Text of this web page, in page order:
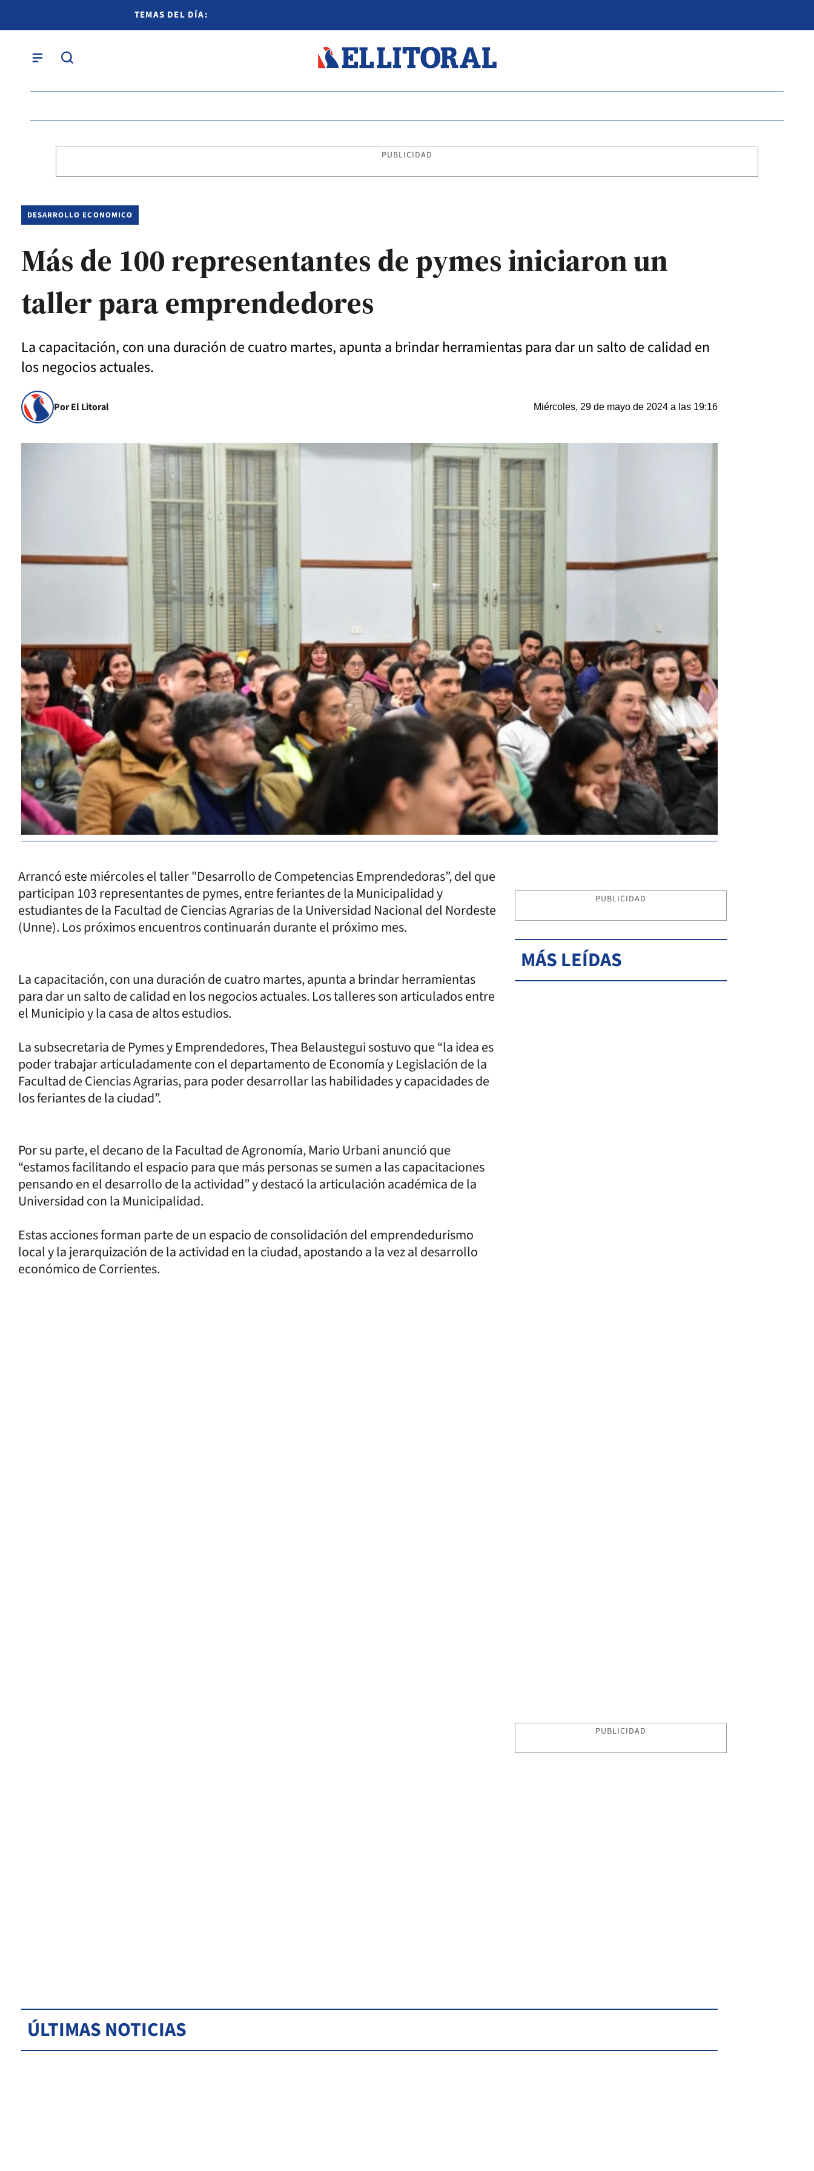
TEMAS DEL DÍA:
PUBLICIDAD
DESARROLLO ECONOMICO
Más de 100 representantes de pymes iniciaron un
taller para emprendedores
La capacitación, con una duración de cuatro martes, apunta a brindar herramientas para dar un salto de calidad en
los negocios actuales.
Por El Litoral Miércoles, 29 de mayo de 2024 a las 19:16
Arrancó este miércoles el taller "Desarrollo de Competencias Emprendedoras”, del que
participan 103 representantes de pymes, entre feriantes de la Municipalidad y
estudiantes de la Facultad de Ciencias Agrarias de la Universidad Nacional del Nordeste
(Unne). Los próximos encuentros continuarán durante el próximo mes.
La capacitación, con una duración de cuatro martes, apunta a brindar herramientas
para dar un salto de calidad en los negocios actuales. Los talleres son articulados entre
el Municipio y la casa de altos estudios.
La subsecretaria de Pymes y Emprendedores, Thea Belaustegui sostuvo que “la idea es
poder trabajar articuladamente con el departamento de Economía y Legislación de la
Facultad de Ciencias Agrarias, para poder desarrollar las habilidades y capacidades de
los feriantes de la ciudad”.
Por su parte, el decano de la Facultad de Agronomía, Mario Urbani anunció que
“estamos facilitando el espacio para que más personas se sumen a las capacitaciones
pensando en el desarrollo de la actividad” y destacó la articulación académica de la
Universidad con la Municipalidad.
Estas acciones forman parte de un espacio de consolidación del emprendedurismo
local y la jerarquización de la actividad en la ciudad, apostando a la vez al desarrollo
económico de Corrientes.
PUBLICIDAD
MÁS LEÍDAS
PUBLICIDAD
ÚLTIMAS NOTICIAS